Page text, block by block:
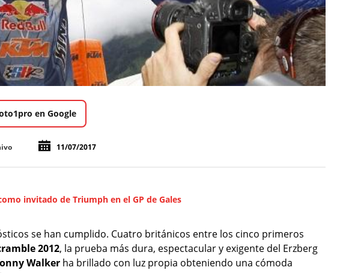
en Google
11/07/2017
invitado de Triumph en el GP de Gales
se han cumplido. Cuatro británicos entre los cinco primeros
2012, la prueba más dura, espectacular y exigente del Erzberg
Walker ha brillado con luz propia obteniendo una cómoda